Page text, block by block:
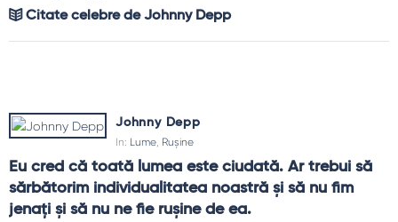
Citate celebre de Johnny Depp
Johnny Depp
In: Lume, Rușine
Eu cred că toată lumea este ciudată. Ar trebui să
sărbătorim individualitatea noastră şi să nu fim
jenaţi şi să nu ne fie ruşine de ea.